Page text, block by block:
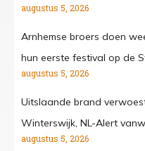
augustus 5, 2026
Arnhemse broers doen
hun eerste festival op de
augustus 5, 2026
Uitslaande brand
Winterswijk, NL-Alert
augustus 5, 2026